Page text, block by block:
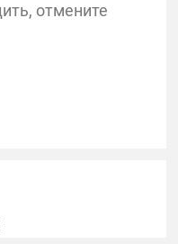
отмените